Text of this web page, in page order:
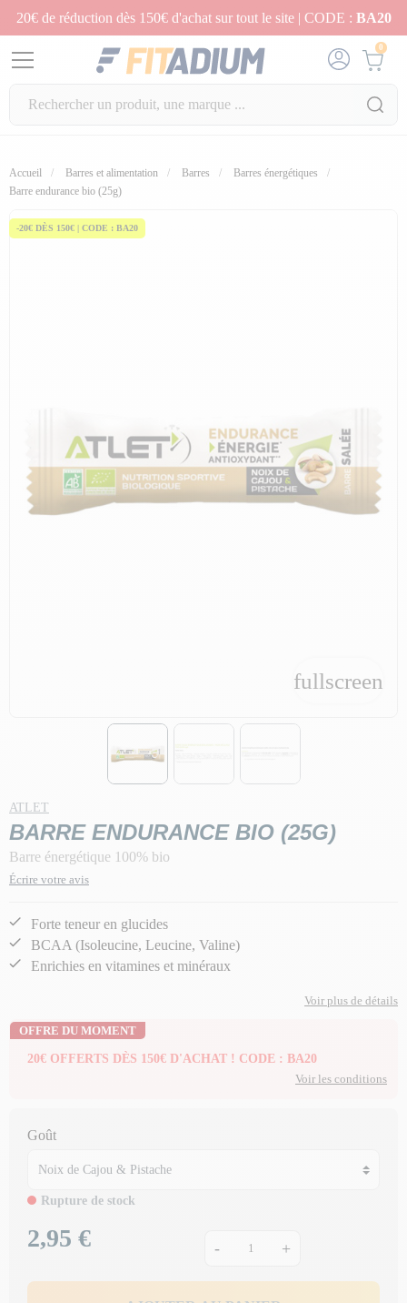
20€ de réduction dès 150€ d'achat sur tout le site | CODE : BA20
0
Accueil Barres et alimentation Barres
Barres énergétiques
Barre endurance bio (25g)
-20€ DÈS 150€ | CODE : BA20
fullscreen
fullscreen
ATLET
BARRE ENDURANCE BIO (25G)
Barre énergétique 100% bio
Écrire votre avis
Forte teneur en glucides
BCAA (Isoleucine, Leucine, Valine)
Enrichies en vitamines et minéraux
Voir plus de détails
OFFRE DU MOMENT
20€ OFFERTS DÈS 150€ D'ACHAT ! CODE : BA20
Voir les conditions
Goût
Rupture de stock
Prix
2,95 € - +